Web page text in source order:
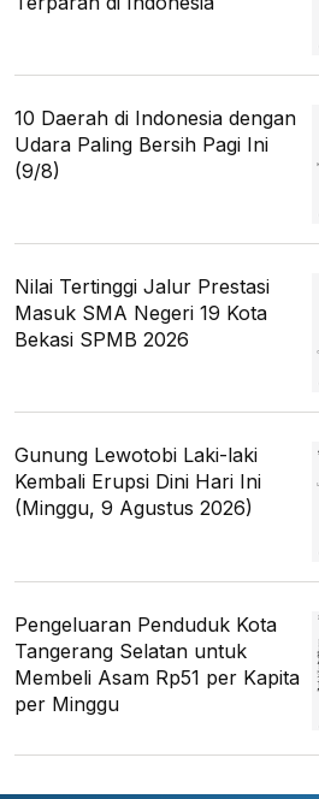
10 Daerah di Indonesia dengan
Udara Paling Bersih Pagi Ini
(9/8)
Nilai Tertinggi Jalur Prestasi
Masuk SMA Negeri 19 Kota
Bekasi SPMB 2026
Gunung Lewotobi Laki-laki
Kembali Erupsi Dini Hari Ini
(Minggu, 9 Agustus 2026)
Pengeluaran Penduduk Kota
Tangerang Selatan untuk
Membeli Asam Rp51 per Kapita
per Minggu